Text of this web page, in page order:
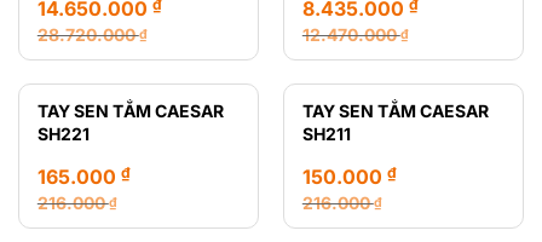
28.720.000₫
Giá
gốc
là:
28.720.000 ₫.
14.650.000 ₫
Giá
hiện
tại
là:
12.470.000₫
Giá
gốc
là:
12.470.000 ₫.
8.435.000 ₫
Giá
hiện
tại
là:
TAY SEN TẮM CAESAR
SH221
216.000₫
Giá
165.000 ₫
Giá
TAY SEN TẮM CAESAR
SH211
216.000₫
Giá
150.000 ₫
Giá